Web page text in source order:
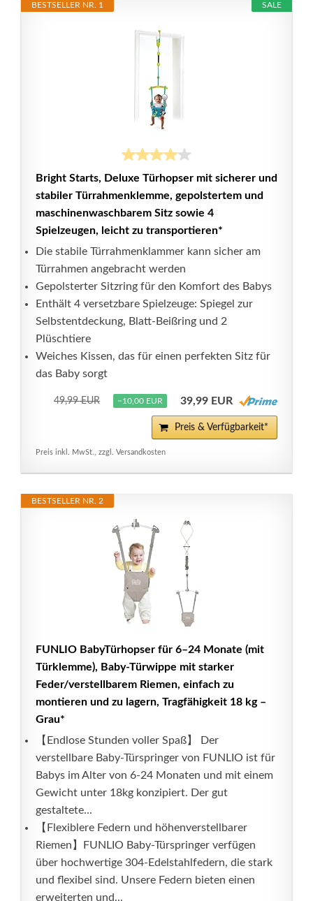
SALE
BESTSELLER NR. 1
Bright Starts, Deluxe Türhopser mit sicherer und
stabiler Türrahmenklemme, gepolstertem und
maschinenwaschbarem Sitz sowie 4
Spielzeugen, leicht zu transportieren*
Die stabile Türrahmenklammer kann sicher am
Türrahmen angebracht werden
Gepolsterter Sitzring für den Komfort des Babys
Enthält 4 versetzbare Spielzeuge: Spiegel zur
Selbstentdeckung, Blatt-Beißring und 2
Plüschtiere
Weiches Kissen, das für einen perfekten Sitz für
das Baby sorgt
49,99 EUR −10,00 EUR 39,99 EUR
Preis & Verfügbarkeit*
Preis inkl. MwSt., zzgl. Versandkosten
BESTSELLER NR. 2
FUNLIO BabyTürhopser für 6–24 Monate (mit
Türklemme), Baby-Türwippe mit starker
Feder/verstellbarem Riemen, einfach zu
montieren und zu lagern, Tragfähigkeit 18 kg –
Grau*
【Endlose Stunden voller Spaß】 Der
verstellbare Baby-Türspringer von FUNLIO ist für
Babys im Alter von 6-24 Monaten und mit einem
Gewicht unter 18kg konzipiert. Der gut
gestaltete...
【Flexiblere Federn und höhenverstellbarer
Riemen】FUNLIO Baby-Türspringer verfügen
über hochwertige 304-Edelstahlfedern, die stark
und flexibel sind. Unsere Federn bieten einen
erweiterten und...